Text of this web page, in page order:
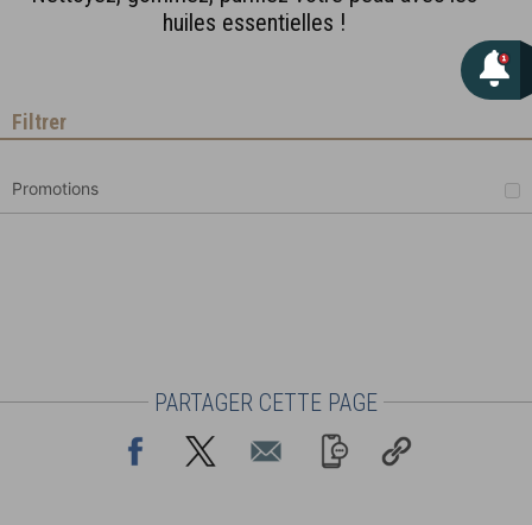
huiles essentielles !
Filtrer
Promotions
PARTAGER CETTE PAGE